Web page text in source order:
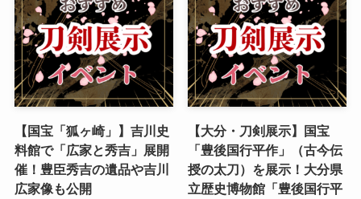
【国宝「狐ヶ崎」】吉川史
料館で「広家と秀吉」展開
催！豊臣秀吉の遺品や吉川
広家像も公開
【大分・刀剣展示】国宝
「豊後国行平作」（古今伝
授の太刀）を展示！大分県
立歴史博物館「豊後国行平